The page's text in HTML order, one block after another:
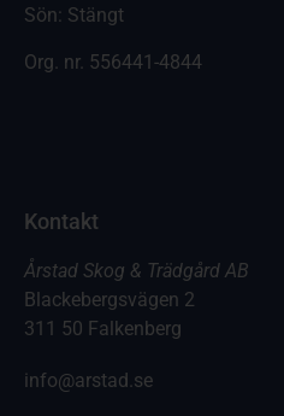
Sön: Stängt
Org. nr. 556441-4844
Kontakt
Årstad Skog & Trädgård AB
Blackebergsvägen 2
311 50 Falkenberg
info@arstad.se